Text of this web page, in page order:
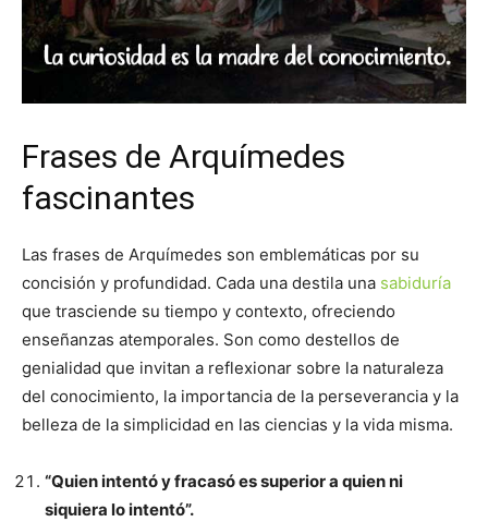
Frases de Arquímedes
fascinantes
Las frases de Arquímedes son emblemáticas por su
concisión y profundidad. Cada una destila una sabiduría
que trasciende su tiempo y contexto, ofreciendo
enseñanzas atemporales. Son como destellos de
genialidad que invitan a reflexionar sobre la naturaleza
del conocimiento, la importancia de la perseverancia y la
belleza de la simplicidad en las ciencias y la vida misma.
“Quien intentó y fracasó es superior a quien ni
siquiera lo intentó”.